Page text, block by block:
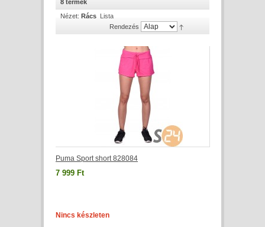
8 termék
Nézet: Rács Lista
Rendezés
Puma Sport short 828084
7 999 Ft
Nincs készleten